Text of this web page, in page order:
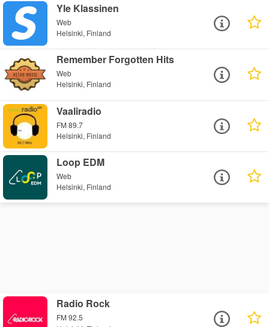
Yle Klassinen
Web
Helsinki, Finland
Remember Forgotten Hits
Web
Helsinki, Finland
Vaaliradio
FM 89.7
Helsinki, Finland
Loop EDM
Web
Helsinki, Finland
Radio Rock
FM 92.5